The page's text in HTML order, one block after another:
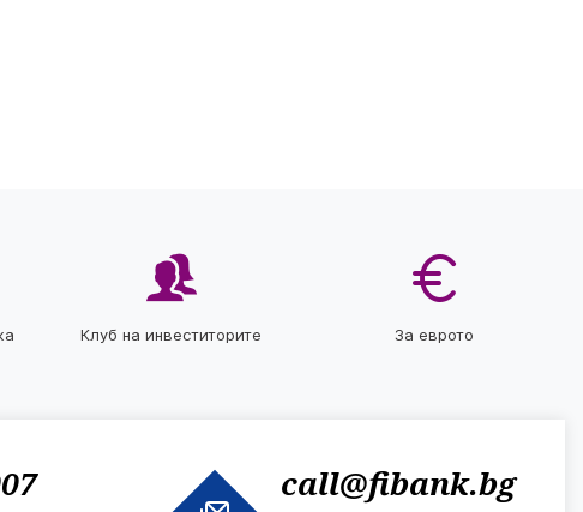
Клуб на инвеститорите За еврото
call@fibank.bg